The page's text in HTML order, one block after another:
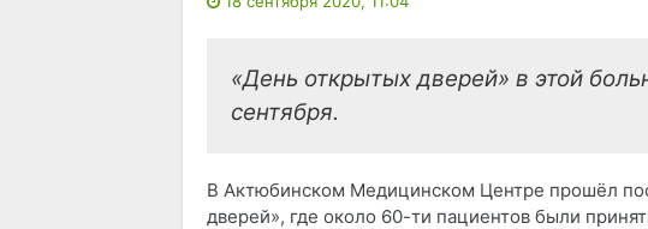
«День открытых дверей» в этой
сентября.
В Актюбинском Медицинском Центре прошёл
дверей», где около 60-ти пациентов были